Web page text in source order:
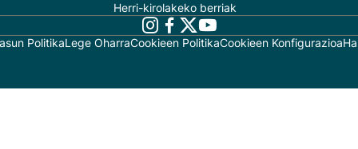
Herri-kirolakeko berriak
PolitikaLege OharraCookieen PolitikaCookieen Konfigurazioa